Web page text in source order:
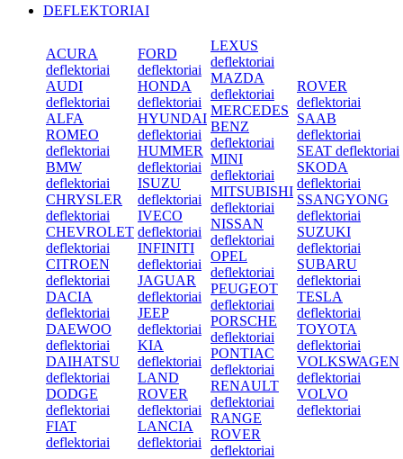
DEFLEKTORIAI
ACURA
deflektoriai
AUDI
deflektoriai
ALFA
ROMEO
deflektoriai
BMW
deflektoriai
CHRYSLER
deflektoriai
CHEVROLET
deflektoriai
CITROEN
deflektoriai
DACIA
deflektoriai
DAEWOO
deflektoriai
DAIHATSU
deflektoriai
DODGE
deflektoriai
FIAT
deflektoriai
FORD
deflektoriai
HONDA
deflektoriai
HYUNDAI
deflektoriai
HUMMER
deflektoriai
ISUZU
deflektoriai
IVECO
deflektoriai
INFINITI
deflektoriai
JAGUAR
deflektoriai
JEEP
deflektoriai
KIA
deflektoriai
LAND
ROVER
deflektoriai
LANCIA
deflektoriai
LEXUS
deflektoriai
MAZDA
deflektoriai
MERCEDES
BENZ
deflektoriai
MINI
deflektoriai
MITSUBISHI
deflektoriai
NISSAN
deflektoriai
OPEL
deflektoriai
PEUGEOT
deflektoriai
PORSCHE
deflektoriai
PONTIAC
deflektoriai
RENAULT
deflektoriai
RANGE
ROVER
deflektoriai
ROVER
deflektoriai
SAAB
deflektoriai
SEAT deflektoriai
SKODA
deflektoriai
SSANGYONG
deflektoriai
SUZUKI
deflektoriai
SUBARU
deflektoriai
TESLA
deflektoriai
TOYOTA
deflektoriai
VOLKSWAGEN
deflektoriai
VOLVO
deflektoriai